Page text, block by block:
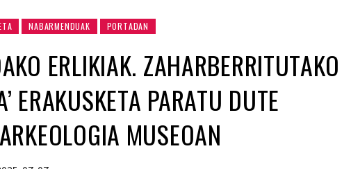
NABARMENDUAK PORTADAN
ERLIKIAK. ZAHARBERRITUTAKO
ERAKUSKETA PARATU DUTE
MUSEOAN